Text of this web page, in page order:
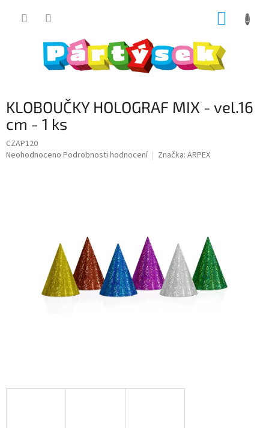
KLOBOUČKY HOLOGRAF MIX - vel.16
cm - 1 ks
CZAP120
Průměrné
Neohodnoceno Podrobnosti hodnocení Značka: ARPEX